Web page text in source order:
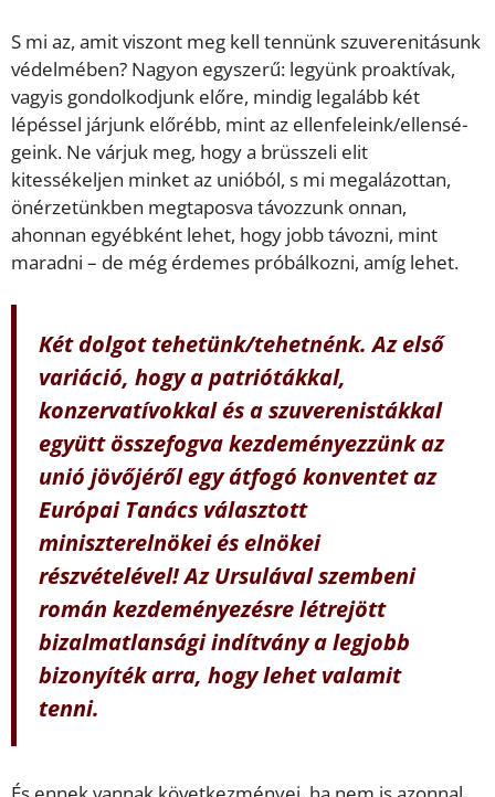
S mi az, amit viszont meg kell tennünk szuverenitásunk
védelmében? Nagyon egyszerű: legyünk proaktívak,
vagyis gondolkodjunk előre, mindig legalább két
lépéssel járjunk előrébb, mint az ellenfeleink/ellensé­
geink. Ne várjuk meg, hogy a brüsszeli elit
kitessékeljen minket az unióból, s mi megalázottan,
önérzetünkben megtaposva távozzunk onnan,
ahonnan egyébként lehet, hogy jobb távozni, mint
maradni – de még érdemes próbálkozni, amíg lehet.
Két dolgot tehetünk/tehetnénk. Az első
variáció, hogy a patriótákkal,
konzervatívokkal és a szuverenistákkal
együtt összefogva kezdeményezzünk az
unió jövőjéről egy átfogó konventet az
Európai Tanács választott
miniszterelnökei és elnökei
részvételével! Az Ursulával szembeni
román kezdeményezésre létrejött
bizalmatlansági indítvány a legjobb
bizonyíték arra, hogy lehet valamit
tenni.